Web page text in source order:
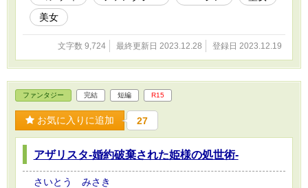
美女
文字数 9,724 最終更新日 2023.12.28 登録日 2023.12.19
ファンタジー 完結 短編 R15
お気に入りに追加 27
アザリスタ‐婚約破棄された姫様の処世術-
さいとう みさき